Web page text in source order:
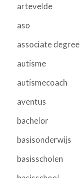
artevelde
aso
associate degree
autisme
autismecoach
aventus
bachelor
basisonderwijs
basisscholen